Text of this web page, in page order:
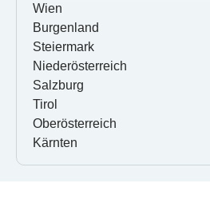
Wien
Burgenland
Steiermark
Niederösterreich
Salzburg
Tirol
Oberösterreich
Kärnten